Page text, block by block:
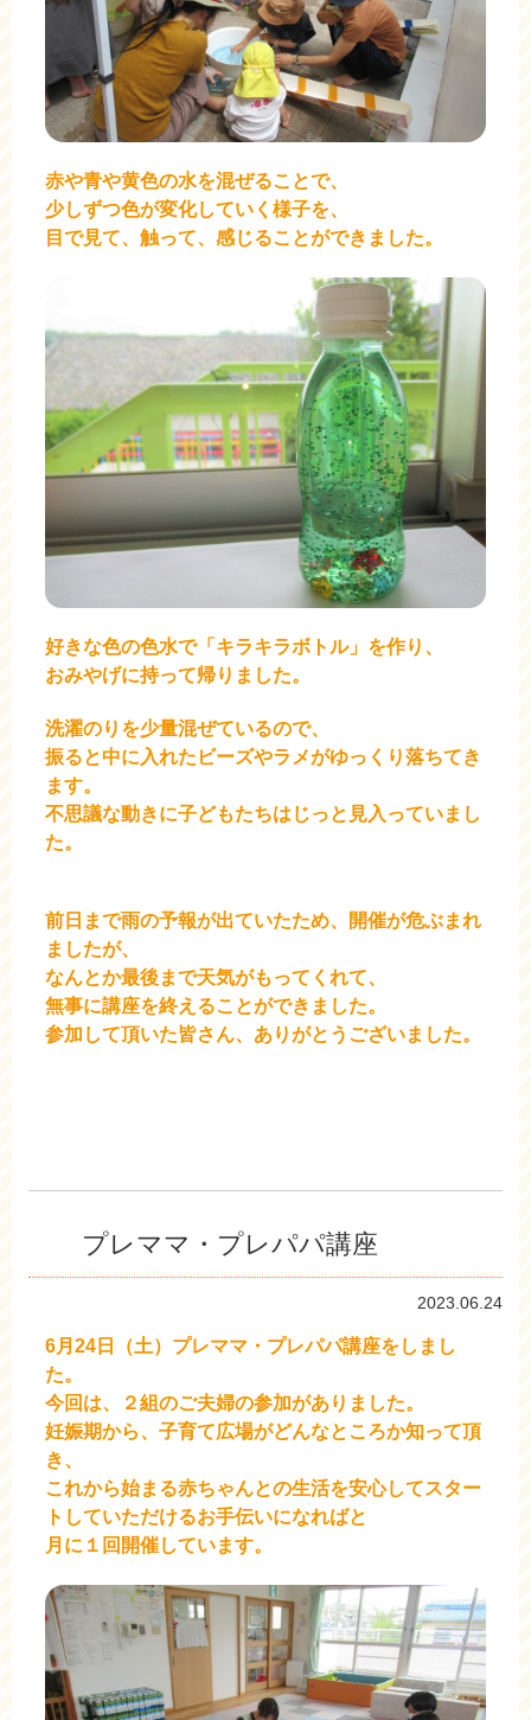
赤や青や黄色の水を混ぜることで、
少しずつ色が変化していく様子を、
目で見て、触って、感じることができました。
好きな色の色水で「キラキラボトル」を作り、
おみやげに持って帰りました。
洗濯のりを少量混ぜているので、
振ると中に入れたビーズやラメがゆっくり落ちてき
ます。
不思議な動きに子どもたちはじっと見入っていまし
た。
前日まで雨の予報が出ていたため、
開催が危ぶまれ
ましたが、
なんとか最後まで天気がもってくれて、
無事に講座を終えることができました。
参加して頂いた皆さん、ありがとうございました。
プレママ・プレパパ講座
2023.06.24
6月24日（土）プレママ・プレパパ講座をしまし
た。
今回は、２組のご夫婦の参加がありました。
妊娠期から、子育て広場がどんなところか知って頂
き、
これから始まる赤ちゃんとの生活を安心してスター
トしていただけるお手伝いになればと
月に１回開催しています。